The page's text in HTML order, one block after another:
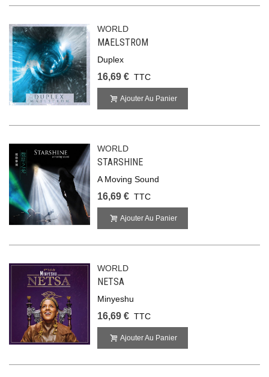
WORLD
MAELSTROM
Duplex
16,69 € TTC
Ajouter Au Panier
WORLD
STARSHINE
A Moving Sound
16,69 € TTC
Ajouter Au Panier
WORLD
NETSA
Minyeshu
16,69 € TTC
Ajouter Au Panier